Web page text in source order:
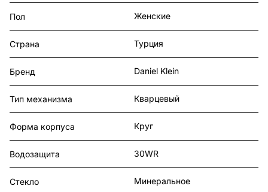
Пол Женские
Страна Турция
Бренд Daniel Klein
Тип механизма Кварцевый
Форма корпуса Круг
Водозащита 30WR
Стекло Минеральное